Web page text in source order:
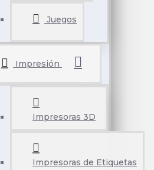
Juegos
Impresión
Impresoras 3D
Impresoras de Etiquetas